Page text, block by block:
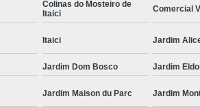
Colinas do Mosteiro de
Itaici
Comercial
Itaici Jardim
Jardim Dom Bosco Jardim
Jardim Maison du Parc Jardim